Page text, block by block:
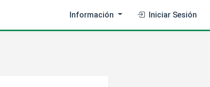
Información Iniciar Sesión